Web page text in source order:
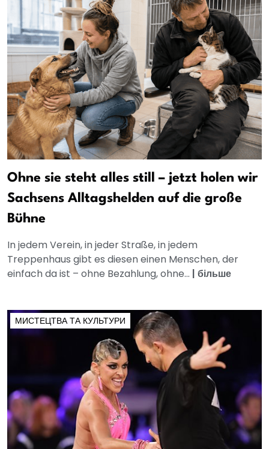
Ohne sie steht alles still – jetzt holen wir
Sachsens Alltagshelden auf die große
Bühne
In jedem Verein, in jeder Straße, in jedem
Treppenhaus gibt es diesen einen Menschen, der
einfach da ist – ohne Bezahlung, ohne... | більше
МИСТЕЦТВА ТА КУЛЬТУРИ